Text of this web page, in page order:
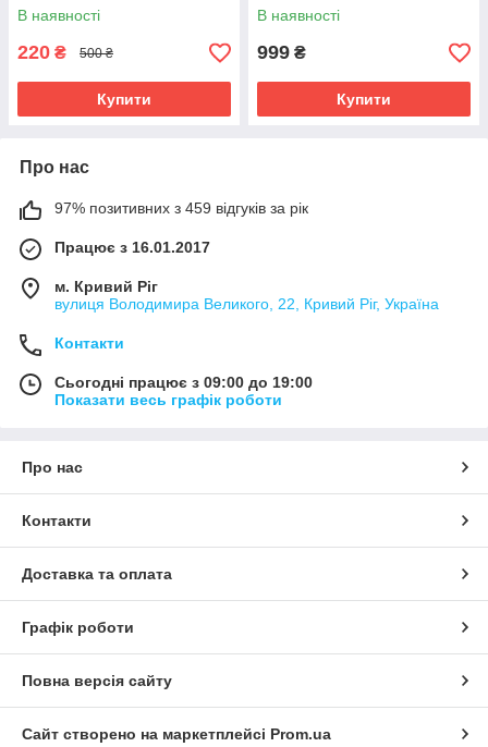
В наявності
220 ₴ 500 ₴
Купити
В наявності
999 ₴
Купити
Про нас
97% позитивних з 459 відгуків за рік
Працює з 16.01.2017
м. Кривий Ріг
вулиця Володимира Великого, 22, Кривий Ріг, Україна
Контакти
Сьогодні працює з 09:00 до 19:00
Показати весь графік роботи
Про нас
Контакти
Доставка та оплата
Графік роботи
Повна версія сайту
Сайт створено на маркетплейсі Prom.ua